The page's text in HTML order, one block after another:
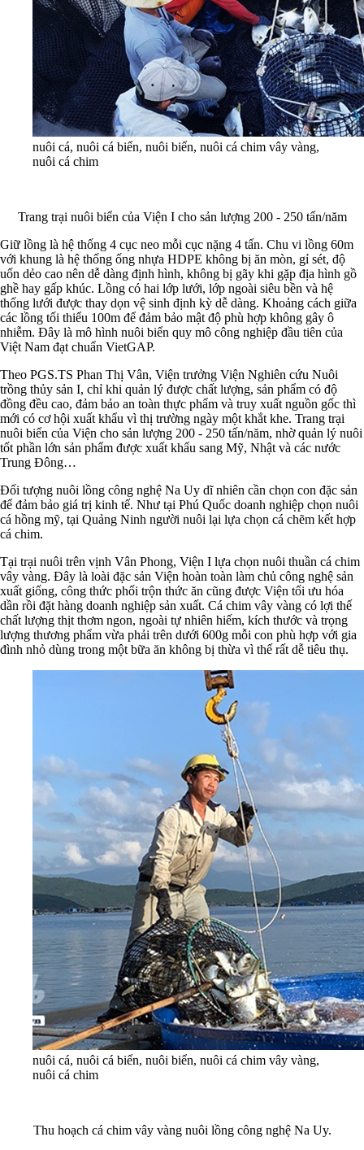
nuôi cá, nuôi cá biển, nuôi biển, nuôi cá chim vây vàng,
nuôi cá chim
Trang trại nuôi biển của Viện I cho sản lượng 200 - 250 tấn/năm
Giữ lồng là hệ thống 4 cục neo mỗi cục nặng 4 tấn. Chu vi lồng 60m
với khung là hệ thống ống nhựa HDPE không bị ăn mòn, gỉ sét, độ
uốn dẻo cao nên dễ dàng định hình, không bị gãy khi gặp địa hình gồ
ghề hay gấp khúc. Lồng có hai lớp lưới, lớp ngoài siêu bền và hệ
thống lưới được thay dọn vệ sinh định kỳ dễ dàng. Khoảng cách giữa
các lồng tối thiểu 100m để đảm bảo mật độ phù hợp không gây ô
nhiễm. Đây là mô hình nuôi biển quy mô công nghiệp đầu tiên của
Việt Nam đạt chuẩn VietGAP.
Theo PGS.TS Phan Thị Vân, Viện trưởng Viện Nghiên cứu Nuôi
trồng thủy sản I, chỉ khi quản lý được chất lượng, sản phẩm có độ
đồng đều cao, đảm bảo an toàn thực phẩm và truy xuất nguồn gốc thì
mới có cơ hội xuất khẩu vì thị trường ngày một khắt khe. Trang trại
nuôi biển của Viện cho sản lượng 200 - 250 tấn/năm, nhờ quản lý nuôi
tốt phần lớn sản phẩm được xuất khẩu sang Mỹ, Nhật và các nước
Trung Đông…
Đối tượng nuôi lồng công nghệ Na Uy dĩ nhiên cần chọn con đặc sản
để đảm bảo giá trị kinh tế. Như tại Phú Quốc doanh nghiệp chọn nuôi
cá hồng mỹ, tại Quảng Ninh người nuôi lại lựa chọn cá chẽm kết hợp
cá chim.
Tại trại nuôi trên vịnh Vân Phong, Viện I lựa chọn nuôi thuần cá chim
vây vàng. Đây là loài đặc sản Viện hoàn toàn làm chủ công nghệ sản
xuất giống, công thức phối trộn thức ăn cũng được Viện tối ưu hóa
dần rồi đặt hàng doanh nghiệp sản xuất. Cá chim vây vàng có lợi thế
chất lượng thịt thơm ngon, ngoài tự nhiên hiếm, kích thước và trọng
lượng thương phẩm vừa phải trên dưới 600g mỗi con phù hợp với gia
đình nhỏ dùng trong một bữa ăn không bị thừa vì thế rất dễ tiêu thụ.
nuôi cá, nuôi cá biển, nuôi biển, nuôi cá chim vây vàng,
nuôi cá chim
Thu hoạch cá chim vây vàng nuôi lồng công nghệ Na Uy.